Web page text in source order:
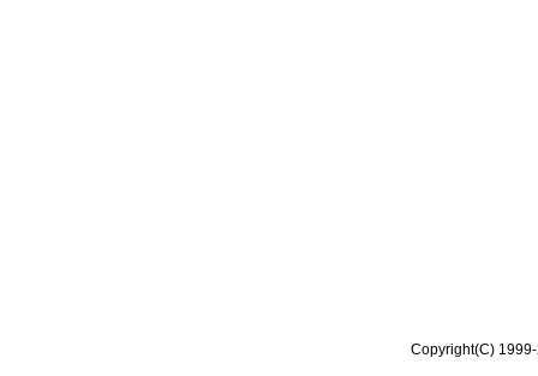
Copyright(C)